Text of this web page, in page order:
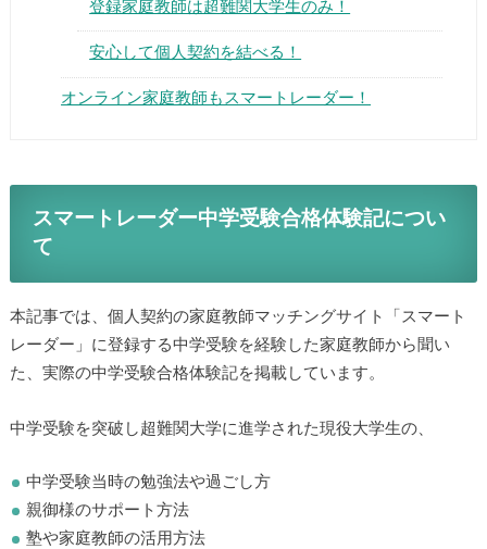
登録家庭教師は超難関大学生のみ！
安心して個人契約を結べる！
オンライン家庭教師もスマートレーダー！
スマートレーダー中学受験合格体験記につ
いて
本記事では、個人契約の家庭教師マッチングサイト「スマー
トレーダー」に登録する中学受験を経験した家庭教師から聞
いた、実際の中学受験合格体験記を掲載しています。
中学受験を突破し超難関大学に進学された現役大学生の、
中学受験当時の勉強法や過ごし方
親御様のサポート方法
塾や家庭教師の活用方法